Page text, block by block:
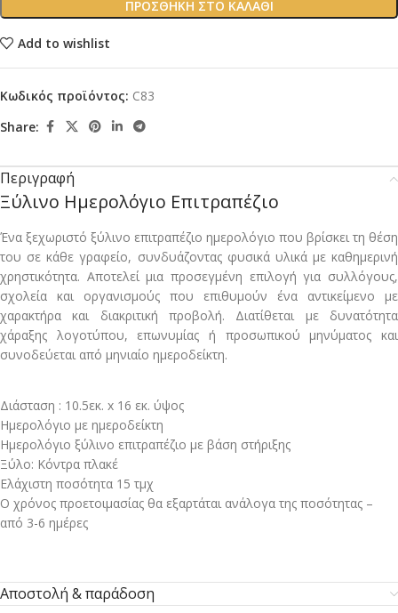
ΠΡΟΣΘΉΚΗ ΣΤΟ ΚΑΛΆΘΙ
Add to wishlist
Κωδικός προϊόντος: C83
Share:
Περιγραφή
Ξύλινο Ημερολόγιο Επιτραπέζιο
Ένα ξεχωριστό ξύλινο επιτραπέζιο ημερολόγιο που βρίσκει τη θέση
του σε κάθε γραφείο, συνδυάζοντας φυσικά υλικά με καθημερινή
χρηστικότητα. Αποτελεί μια προσεγμένη επιλογή για συλλόγους,
σχολεία και οργανισμούς που επιθυμούν ένα αντικείμενο με
χαρακτήρα και διακριτική προβολή. Διατίθεται με δυνατότητα
χάραξης λογοτύπου, επωνυμίας ή προσωπικού μηνύματος και
συνοδεύεται από μηνιαίο ημεροδείκτη.
Διάσταση : 10.5εκ. x 16 εκ. ύψος
Ημερολόγιο με ημεροδείκτη
Ημερολόγιο ξύλινο επιτραπέζιο με βάση στήριξης
Ξύλο: Kόντρα πλακέ
Ελάχιστη ποσότητα 15 τμχ
Ο χρόνος προετοιμασίας θα εξαρτάται ανάλογα της ποσότητας –
από 3-6 ημέρες
Αποστολή & παράδοση